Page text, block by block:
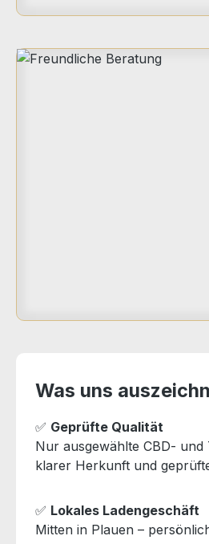
Was uns
✅ Geprüfte Qualität
Nur ausgewählte CBD-
klarer Herkunft und
✅ Lokales Ladengeschäft
Mitten in Plauen –